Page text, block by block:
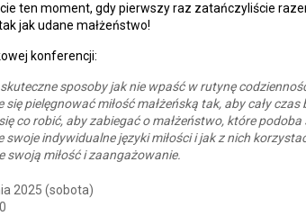
ten moment, gdy pierwszy raz zatańczyliście
jak udane małżeństwo!
konferencji:
sposoby jak nie wpaść w rutynę
się pielęgnować miłość małżeńską tak, aby cały czas
co robić, aby zabiegać o małżeństwo, które podoba
swoje indywidualne języki miłości i jak z nich
swoją miłość i zaangażowanie.
2025 (sobota)